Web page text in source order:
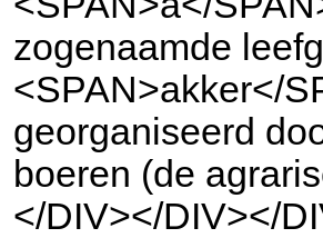
zogenaamde
<SPAN>akker</
georganiseerd
boeren (de
</DIV></DIV></